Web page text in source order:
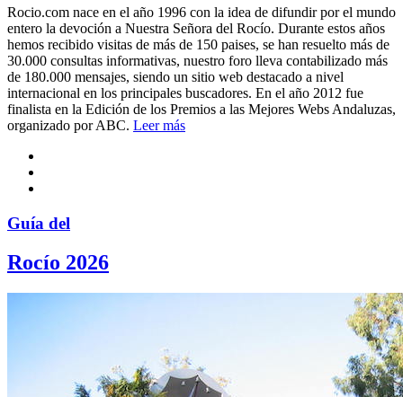
Rocio.com nace en el año 1996 con la idea de difundir por el mundo
entero la devoción a Nuestra Señora del Rocío. Durante estos años
hemos recibido visitas de más de 150 paises, se han resuelto más de
30.000 consultas informativas, nuestro foro lleva contabilizado más
de 180.000 mensajes, siendo un sitio web destacado a nivel
internacional en los principales buscadores. En el año 2012 fue
finalista en la Edición de los Premios a las Mejores Webs Andaluzas,
organizado por ABC. Leer más
Guía del
Rocío 2026